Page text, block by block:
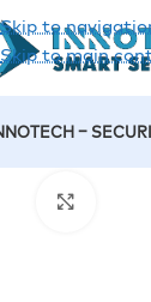
Skip to
Skip to main
–